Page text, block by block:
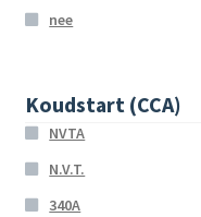
nee
Koudstart (CCA)
NVTA
N.V.T.
340A